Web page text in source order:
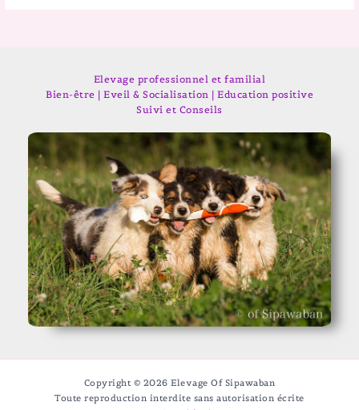
Elevage professionnel et familial
Bien-être | Eveil & Socialisation | Education positive
Suivi et Conseils
Copyright © 2026 Elevage Of Sipawaban
Toute reproduction interdite sans autorisation écrite